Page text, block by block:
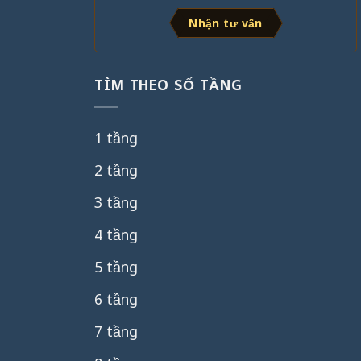
Nhận tư vấn
TÌM THEO SỐ TẦNG
1 tầng
2 tầng
3 tầng
4 tầng
5 tầng
6 tầng
7 tầng